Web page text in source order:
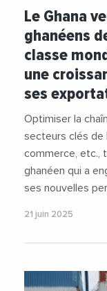
Le Ghana
ghanéens
classe
une
ses
Optimiser la
secteurs clés de
commerce, etc.,
ghanéen qui a
ses nouvelles
21 juin 2025